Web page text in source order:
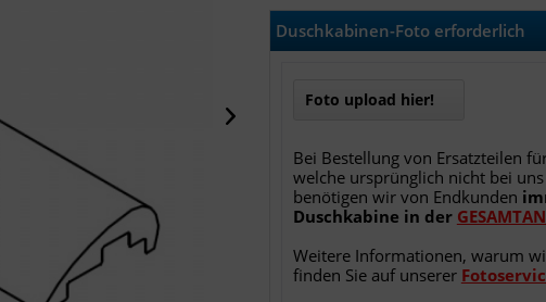
Duschkabinen-Foto erforderlich
Foto upload hier!
Bei Bestellung von Ersatzteilen
welche ursprünglich nicht bei
benötigen wir von Endkunden
Duschkabine in der
Weitere Informationen, warum
finden Sie auf unserer